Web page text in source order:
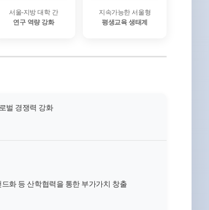
서울-지방 대학 간
연구 역량 강화
지속가능한 서울형
평생교육 생태계
벌 경쟁력 강화
화 등 산학협력을 통한 부가가치 창출